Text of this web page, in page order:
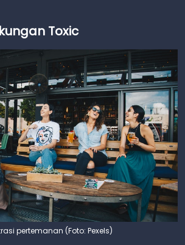
Toxic
pertemanan (Foto: Pexels)